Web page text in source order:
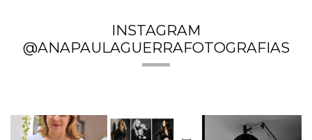
INSTAGRAM
@ANAPAULAGUERRAFOTOGRAFIAS